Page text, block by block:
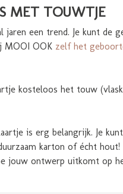
MET TOUWTJE
jaren een trend. Je kunt
MOOI OOK zelf het
kosteloos het touw
is erg belangrijk. Je
karton of écht
jouw ontwerp uitkomt op